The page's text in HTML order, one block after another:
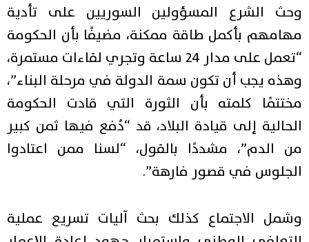
وحث الشرع المسؤولين السوريين على تأدية
مهامهم بأكمل طاقة ممكنة، مضيفًا بأن الحكومة
“تعمل على مدار 24 ساعة وتجري لقاءات مستمرة،
وهذه يجب أن تكون سمة الدولة في مرحلة البناء”،
مختتمًا كلمته بأن الثورة التي قادت الحكومة
الحالية إلى قيادة البلاد، قد “دُفع فيها ثمن كبير
من الدم”، مشددًا بالقول، “لسنا ممن اعتادوا
الجلوس في قصور فارهة”.
وشمل الاجتماع كذلك بحث آليات تسريع عملية